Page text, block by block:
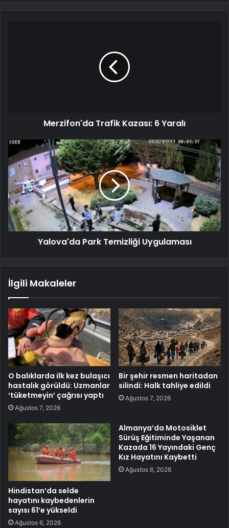
Merzifon'da Trafik Kazası: 6 Yaralı
Yalova'da Park Temizliği Uygulaması
İlgili Makaleler
O balıklarda ilk kez bulaşıcı
hastalık görüldü: Uzmanlar
‘tüketmeyin’ çağrısı yaptı
Ağustos 7, 2026
Bir şehir resmen haritadan
silindi: Halk tahliye edildi
Ağustos 7, 2026
Hindistan’da selde
hayatını kaybedenlerin
sayısı 61’e yükseldi
Ağustos 6, 2026
Almanya’da Motosiklet
Sürüş Eğitiminde Yaşanan
Kazada 16 Yayındaki Genç
Kız Hayatını Kaybetti
Ağustos 6, 2026